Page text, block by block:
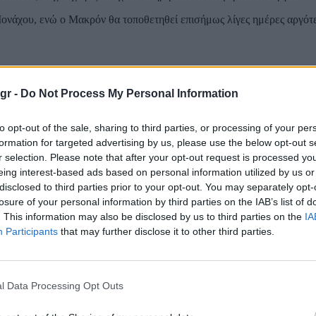
- Do Not Process My Personal Information
opt-out of the sale, sharing to third parties, or processing of your
for targeted advertising by us, please use the below opt-out
selection. Please note that after your opt-out request is processed
interest-based ads based on personal information utilized by us
to third parties prior to your opt-out. You may separately
of your personal information by third parties on the IAB’s list of
This information may also be disclosed by us to third parties on the
Participants that may further disclose it to other third parties.
Data Processing Opt Outs
ενώ ο Μακρόν θα τοποθετηθεί επισήμως λίγες ημέρες
εκδοχή θεωρείται από ειδικούς οικονομικά δυσβάσταχτη.
από 530 δισ. δολάρια για άμυνα – ποσό που ξεπερνά το μισό ΑΕΠ
πυρηνική αποτρεπτική δύναμη δεν είναι ρεαλιστική.
ικανά να πλήξουν κρίσιμους στόχους εντός Ρωσίας.
έναντι 1.670 των ΗΠΑ. Αν και λιγότερες, οι κεφαλές τους
ευελιξία, καθώς κατέχει και μικρότερης ισχύος πυρηνικά
12 δισ. δολάρια ετησίως – ποσό που αντιστοιχεί σε
τέτοιες δαπάνες για την προστασία τρίτων χωρών.
τους δυνάμεων. Η Διακήρυξη του Northwood
όφελος της συνολικής ασφάλειας της Συμμαχίας.